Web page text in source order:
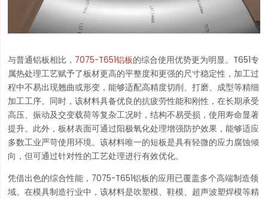
与普通铝板相比， 7075-T651铝板的综合使用优势更为明显。T651专
属热处理工艺赋予了板材更高的平整度和更强的尺寸稳定性，加工过
程中不易出现翘曲或形变，能够适配高精度切削、打磨、成型等精细
加工工序。同时，该材料具备优良的抗疲劳性能和刚性，在长期承受
高压、振动及交变载荷等复杂工况时，结构不易受损，使用寿命显著
提升。此外，板材表面可通过阳极氧化处理增强防护效果，能够适应
多数工业严苛使用环境。该材料唯一的短板是具有轻微的应力腐蚀倾
向，但可通过针对性的工艺处理进行有效优化。
凭借出色的综合性能，7075-T651铝板的应用已覆盖多个高端制造领
域。在模具制造行业中，该材料是吹塑模、鞋模、超声波塑焊模等精